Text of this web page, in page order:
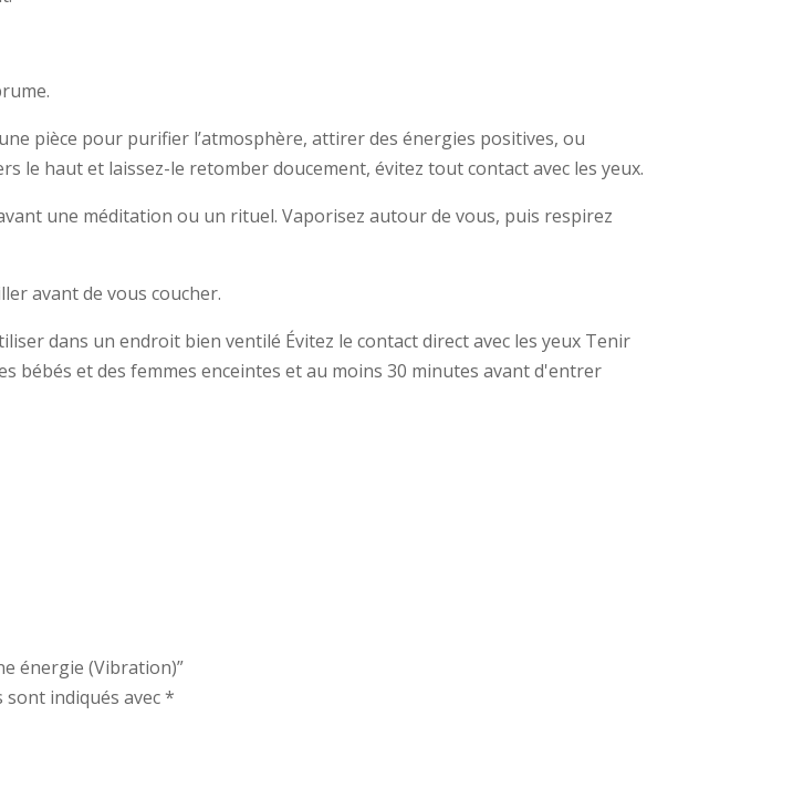
pièce pour purifier l’atmosphère, attirer des énergies positives, ou
le haut et laissez-le retomber doucement, évitez tout contact avec les yeux.
une méditation ou un rituel. Vaporisez autour de vous, puis respirez
avant de vous coucher.
dans un endroit bien ventilé Évitez le contact direct avec les yeux Tenir
bébés et des femmes enceintes et au moins 30 minutes avant d'entrer
énergie (Vibration)”
sont indiqués avec*